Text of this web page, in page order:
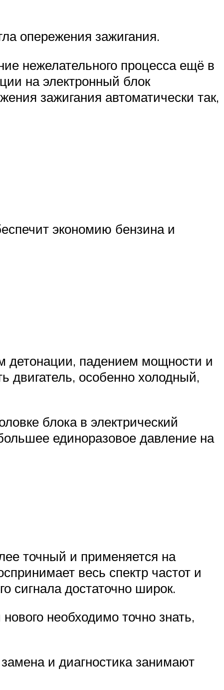
опережения зажигания.
нежелательного процесса ещё в
на электронный блок
зажигания автоматически так,
экономию бензина и
детонации, падением мощности и
двигатель, особенно холодный,
блока в электрический
единоразовое давление на
точный и применяется на
весь спектр частот и
сигнала достаточно широк.
необходимо точно знать,
и диагностика занимают